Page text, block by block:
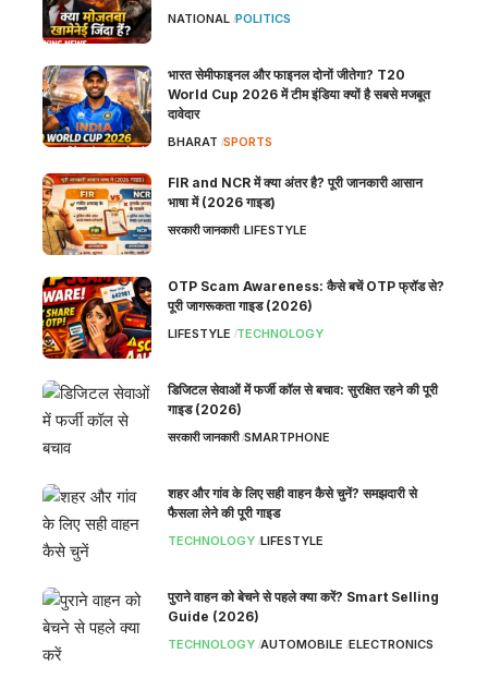
NATIONAL POLITICS
भारत सेमीफाइनल और फाइनल दोनों जीतेगा? T20
World Cup 2026 में टीम इंडिया क्यों है सबसे मजबूत
दावेदार
BHARAT SPORTS
FIR and NCR में क्या अंतर है? पूरी जानकारी आसान
भाषा में (2026 गाइड)
सरकारी जानकारी LIFESTYLE
OTP Scam Awareness: कैसे बचें OTP फ्रॉड से?
पूरी जागरूकता गाइड (2026)
LIFESTYLE TECHNOLOGY
डिजिटल सेवाओं में फर्जी कॉल से बचाव: सुरक्षित रहने की पूरी
गाइड (2026)
सरकारी जानकारी SMARTPHONE
शहर और गांव के लिए सही वाहन कैसे चुनें? समझदारी से
फैसला लेने की पूरी गाइड
TECHNOLOGY LIFESTYLE
पुराने वाहन को बेचने से पहले क्या करें? Smart Selling
Guide (2026)
TECHNOLOGY AUTOMOBILE ELECTRONICS